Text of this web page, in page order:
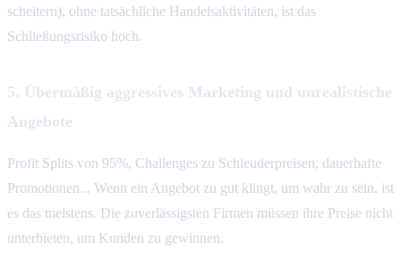
scheitern), ohne tatsächliche Handelsaktivitäten, ist das
Schließungsrisiko hoch.
5. Übermäßig aggressives Marketing und unrealistische
Angebote
Profit Splits von 95%, Challenges zu Schleuderpreisen, dauerhafte
Promotionen... Wenn ein Angebot zu gut klingt, um wahr zu sein, ist
es das meistens. Die zuverlässigsten Firmen müssen ihre Preise nicht
unterbieten, um Kunden zu gewinnen.